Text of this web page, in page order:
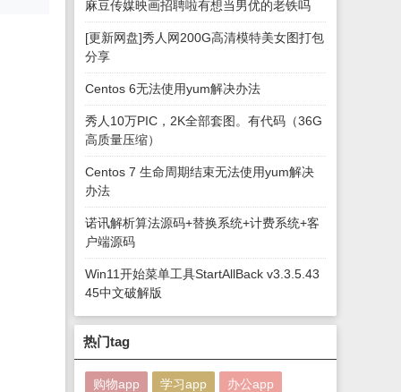
麻豆传媒映画招聘啦有想当男优的老铁吗
[更新网盘]秀人网200G高清模特美女图打包
分享
Centos 6无法使用yum解决办法
秀人10万PIC，2K全部套图。有代码（36G
高质量压缩）
Centos 7 生命周期结束无法使用yum解决
办法
诺讯解析算法源码+替换系统+计费系统+客
户端源码
Win11开始菜单工具StartAllBack v3.3.5.43
45中文破解版
热门tag
购物app 学习app 办公app